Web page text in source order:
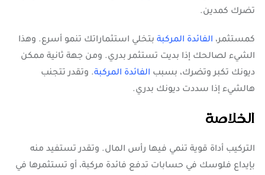
تضرك كمدين.
كمستثمر، الفائدة المركبةبتخلي استثماراتك تنمو أسرع. وهذا
الشيء لصالحك إذا بديت تستثمر بدري. ومن جهة ثانية ممكن
ديونك تكبر وتضرك، بسبب الفائدة المركبة. وتقدر تتجنب
هالشيء إذا سددت ديونك بدري.
الخلاصة
التركيب أداة قوية تنمي فيها رأس المال. وتقدر تستفيد منه
بإيداع فلوسك في حسابات تدفع فائدة مركبة، أو تستثمرها في